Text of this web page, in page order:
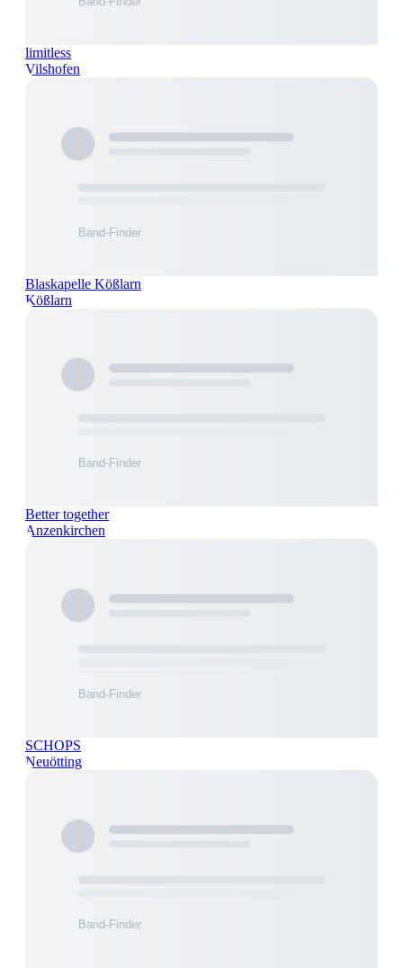
limitless
Vilshofen
Blaskapelle Kößlarn
Kößlarn
Better together
Anzenkirchen
SCHOPS
Neuötting